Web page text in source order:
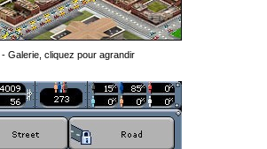
- Galerie, cliquez pour agrandir